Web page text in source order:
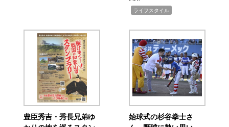
ライフスタイル
豊臣秀吉・秀長兄弟ゆ
始球式の杉谷拳士さ